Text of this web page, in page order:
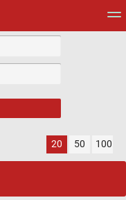
20 50 100